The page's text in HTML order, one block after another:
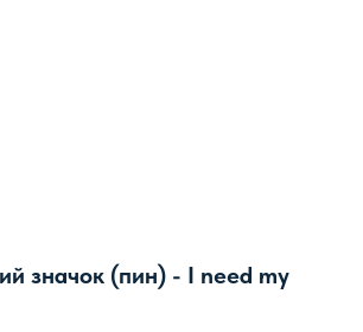
значок (пин) - I need my